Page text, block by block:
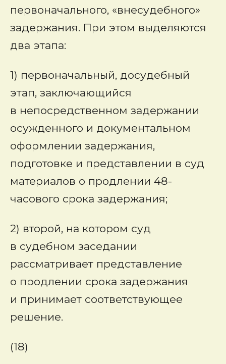
первоначального, «внесудебного»
задержания. При этом выделяются
два этапа:
1) первоначальный, досудебный
этап, заключающийся
в непосредственном задержании
осужденного и документальном
оформлении задержания,
подготовке и представлении в суд
материалов о продлении 48-
часового срока задержания;
2) второй, на котором суд
в судебном заседании
рассматривает представление
о продлении срока задержания
и принимает соответствующее
решение.
(18)